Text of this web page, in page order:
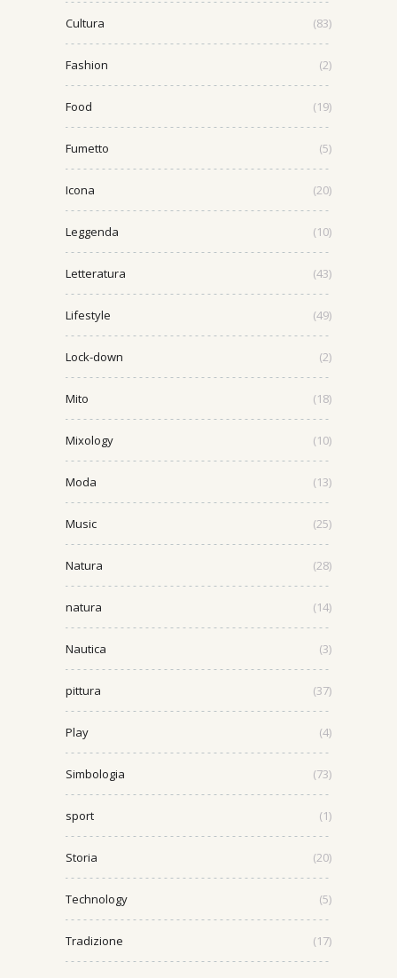
Cultura (83)
Fashion (2)
Food (19)
Fumetto (5)
Icona (20)
Leggenda (10)
Letteratura (43)
Lifestyle (49)
Lock-down (2)
Mito (18)
Mixology (10)
Moda (13)
Music (25)
Natura (28)
natura (14)
Nautica (3)
pittura (37)
Play (4)
Simbologia (73)
sport (1)
Storia (20)
Technology (5)
Tradizione (17)